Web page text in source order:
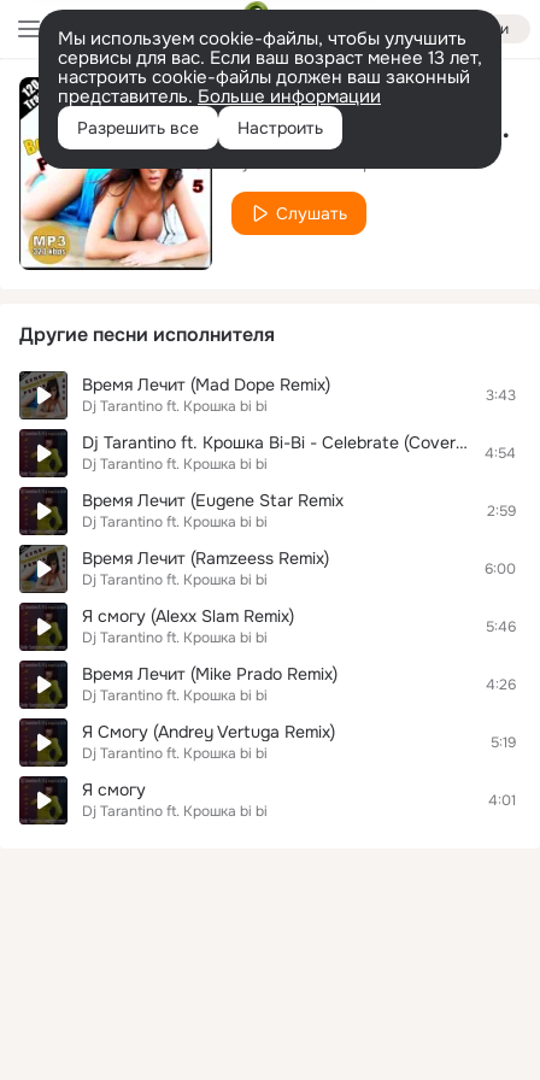
Войти
Мы используем cookie-файлы, чтобы улучшить
сервисы для вас. Если ваш возраст менее 13 лет,
настроить cookie-файлы должен ваш законный
представитель. Больше информации
Разрешить все Настроить Время Лечит (Александр Ильин Remix)
Слушать
Другие песни исполнителя
Время Лечит (Mad Dope Remix)
Dj Tarantino ft. Крошка bi bi
3:43
Dj Tarantino ft. Крошка Bi-Bi - Celebrate (Сover Zhi-Vago)[2014]
Dj Tarantino ft. Крошка bi bi
4:54
Время Лечит (Eugene Star Remix
Dj Tarantino ft. Крошка bi bi
2:59
Время Лечит (Ramzeess Remix)
Dj Tarantino ft. Крошка bi bi
6:00
Я смогу (Alexx Slam Remix)
Dj Tarantino ft. Крошка bi bi
5:46
Время Лечит (Mike Prado Remix)
Dj Tarantino ft. Крошка bi bi
4:26
Я Смогу (Andrey Vertuga Remix)
Dj Tarantino ft. Крошка bi bi
5:19
Я смогу
Dj Tarantino ft. Крошка bi bi
4:01